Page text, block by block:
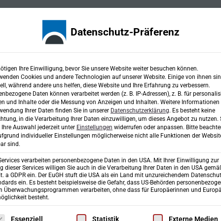
jede Herausforderung
Datenschutz-Präferenz
Ihre Einwilligung, bevor Sie unsere Website weiter besuchen können.
Cookies und andere Technologien auf unserer Website. Einige von ihnen
während andere uns helfen, diese Website und Ihre Erfahrung zu verbessern.
Daten können verarbeitet werden (z. B. IP-Adressen), z. B. für
und Inhalte oder die Messung von Anzeigen und Inhalten. Weitere Informationen
Ihrer Daten finden Sie in unserer Datenschutzerklärung. Es besteht keine
in die Verarbeitung Ihrer Daten einzuwilligen, um dieses Angebot zu nutzen.
Ihre Auswahl jederzeit unter Einstellungen widerrufen oder anpassen. Bitte
individueller Einstellungen möglicherweise nicht alle Funktionen der
sind.
verarbeiten personenbezogene Daten in den USA. Mit Ihrer Einwilligung zur
dieser Services willigen Sie auch in die Verarbeitung Ihrer Daten in den USA
a GDPR ein. Der EuGH stuft die USA als ein Land mit unzureichendem
ein. Es besteht beispielsweise die Gefahr, dass US-Behörden
Überwachungsprogrammen verarbeiten, ohne dass für Europäerinnen und
besteht.
eine Liste der Service-Gruppen, für die eine Einwilligung
Essenziell Statistik Externe Medien